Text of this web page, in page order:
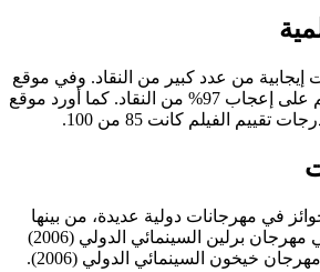
إيجابية من عدد كبير من النقاد. وفي موقع
روتن توميتوز، حاز الفيلم على إعجاب 97% من النقاد. كما أورد موقع
الفيلم كانت 85 من 100.
في مهرجانات دولية عديدة، من بينها
جائزة "الدب الفضي" في مهرجان برلين السينمائي الدولي (2006)
خيخون السينمائي الدولي (2006).